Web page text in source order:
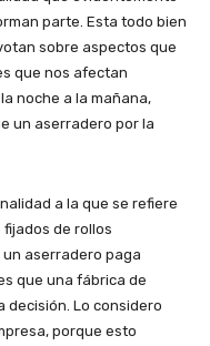
parte. Esta todo bien
sobre aspectos que
que nos afectan
noche a la mañana,
un aserradero por la
a la que se refiere
de rollos
un aserradero paga
que una fábrica de
decisión. Lo considero
porque esto